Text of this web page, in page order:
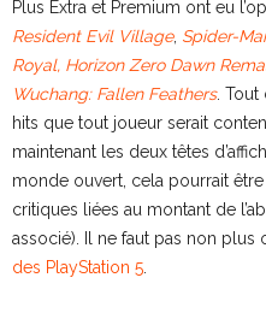
Plus Extra et Premium ont eu
Resident Evil Village, Spider-
Royal, Horizon Zero Dawn
Wuchang: Fallen Feathers. Tout
hits que tout joueur serait
maintenant les deux têtes
monde ouvert, cela pourrait
critiques liées au montant de
associé). Il ne faut pas non plus
des PlayStation 5